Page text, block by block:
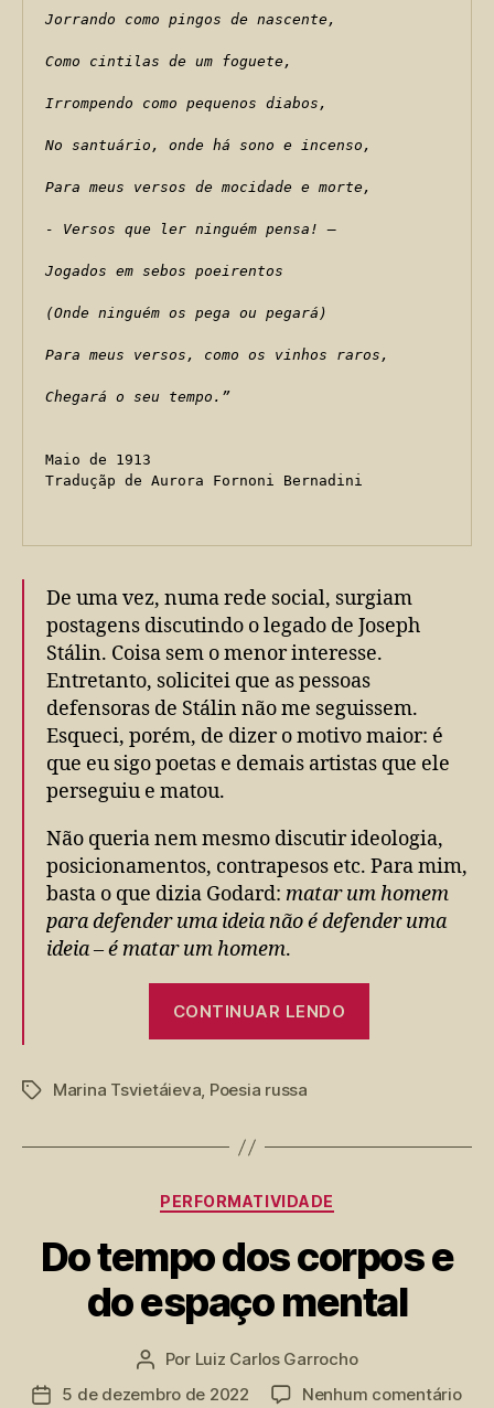
Jorrando como pingos de nascente,
Como cintilas de um foguete,
Irrompendo como pequenos diabos,
No santuário, onde há sono e incenso,
Para meus versos de mocidade e morte,
- Versos que ler ninguém pensa! –
Jogados em sebos poeirentos
(Onde ninguém os pega ou pegará)
Para meus versos, como os vinhos raros,
Chegará o seu tempo.”
Maio de 1913
Traduçãp de Aurora Fornoni Bernadini
De uma vez, numa rede social, surgiam
postagens discutindo o legado de Joseph
Stálin. Coisa sem o menor interesse.
Entretanto, solicitei que as pessoas
defensoras de Stálin não me seguissem.
Esqueci, porém, de dizer o motivo maior: é
que eu sigo poetas e demais artistas que ele
perseguiu e matou.
Não queria nem mesmo discutir ideologia,
posicionamentos, contrapesos etc. Para mim,
basta o que dizia Godard: matar um homem
para defender uma ideia não é defender uma
ideia – é matar um homem.
CONTINUAR LENDO
TagsMarina Tsvietáieva, Poesia russa
Categorias
PERFORMATIVIDADE
Do tempo dos corpos e
do espaço mental
Autor
do
Por Luiz Carlos Garrocho
Data5 de dezembro de 2022 Nenhum comentárioem